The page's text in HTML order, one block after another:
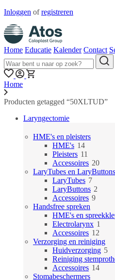
Inloggen ofregistreren
Home Educatie Kalender Contact
Home
Producten getagged “50XLTUD”
Laryngectomie
HME's en pleisters
HME's 1414
producten
Pleisters 11
producten
Accessoires 2020
LaryTubes en LaryButtons
LaryTubes 77
LaryButtons 2
Accessoires 99
Handsfree spreken
HME's en
Electrolarynx 1
Accessoires 12
Verzorging en reiniging
Huidverzorging 55
Reiniging
Accessoires 1414
Stomabeschermers